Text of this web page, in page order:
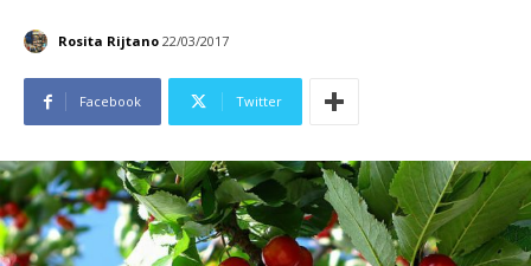
Rosita Rijtano 22/03/2017
Facebook Twitter